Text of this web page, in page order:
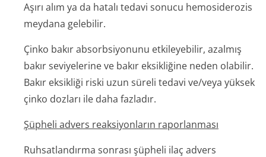
Aşırı alım ya da hatalı tedavi sonucu hemosiderozis
meydana gelebilir.
Çinko bakır absorbsiyonunu etkileyebilir, azalmış
bakır seviyelerine ve bakır eksikliğine neden olabilir.
Bakır eksikliği riski uzun süreli tedavi ve/veya yüksek
çinko dozları ile daha fazladır.
Şüpheli advers reaksiyonların raporlanması
Ruhsatlandırma sonrası şüpheli ilaç advers